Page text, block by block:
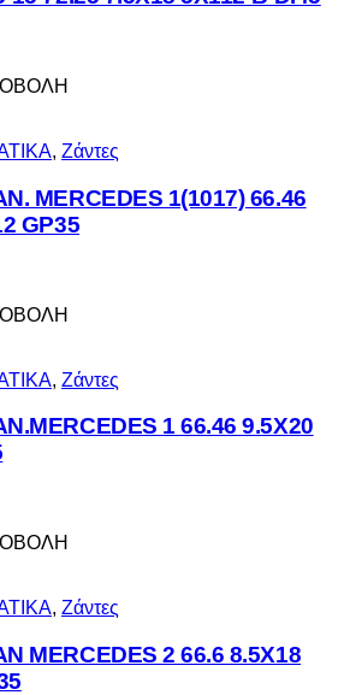
, Ζάντες
MERCEDES 1(1017) 66.46
GP35
, Ζάντες
1 66.46 9.5X20
, Ζάντες
MERCEDES 2 66.6 8.5X18